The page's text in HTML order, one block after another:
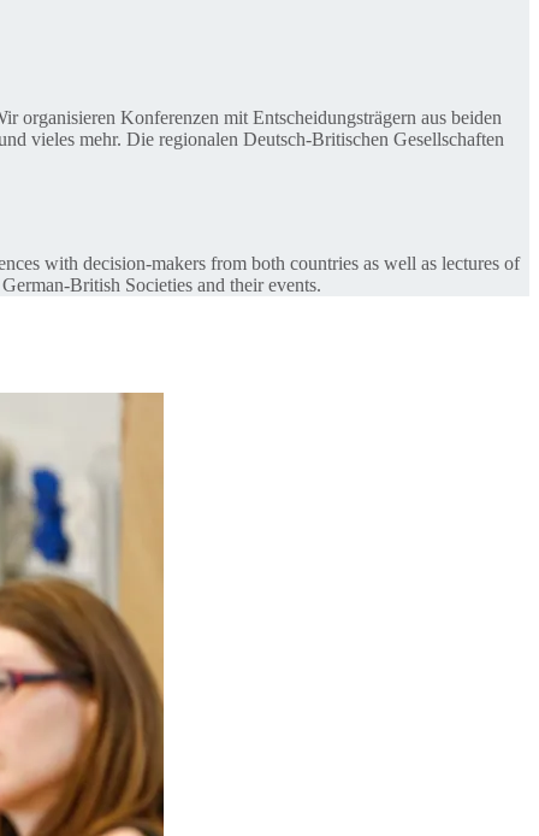
organisieren Konferenzen mit Entscheidungsträgern aus beiden
vieles mehr. Die regionalen Deutsch-Britischen Gesellschaften
with decision-makers from both countries as well as lectures of
British Societies and their events.